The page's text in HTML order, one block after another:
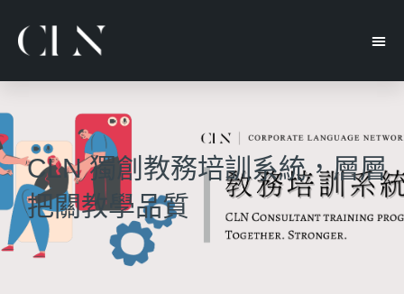
CLN 獨創教務培訓系統，層層
把關教學品質